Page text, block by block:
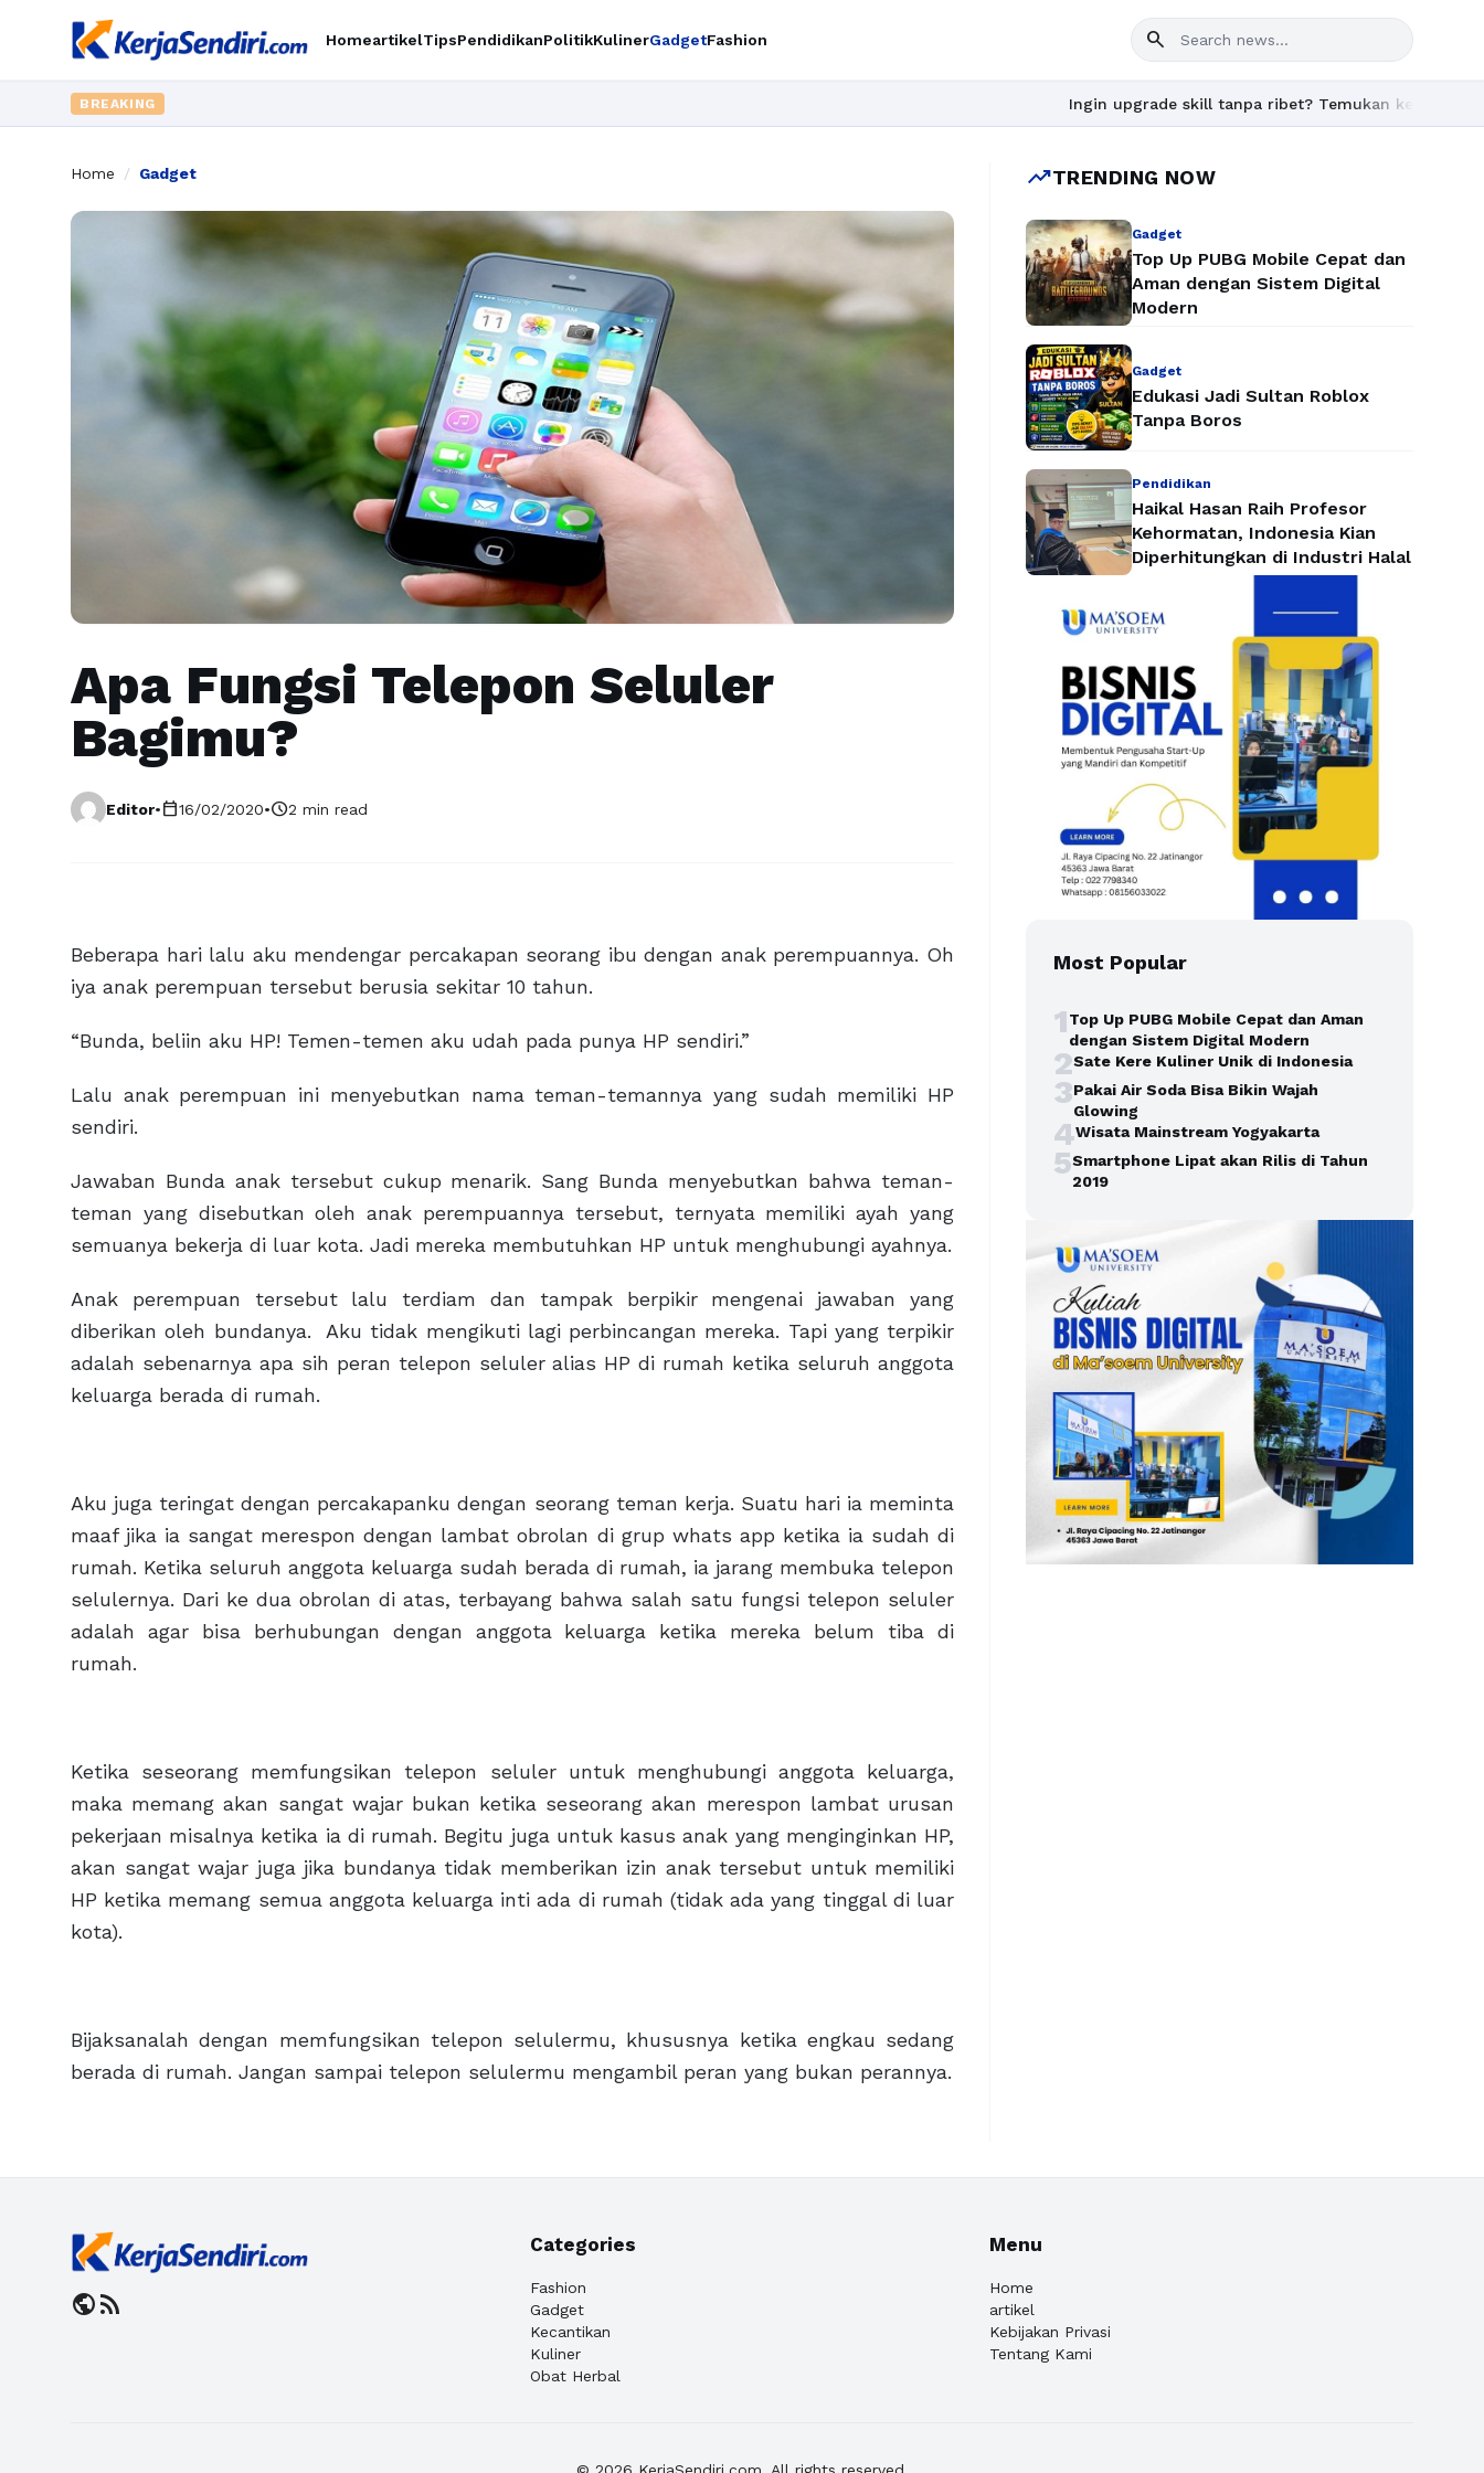
HomeartikelTipsPendidikanPolitikKulinerGadgetFashion search
BREAKING Ingin upgrade skill tanpa ribet? Temukan kelas seru dan
Home / Gadget
Apa Fungsi Telepon Seluler
Bagimu?
Editor•calendar_today16/02/2020•schedule2 min read
Beberapa hari lalu aku mendengar percakapan seorang ibu dengan anak perempuannya. Oh
iya anak perempuan tersebut berusia sekitar 10 tahun.
“Bunda, beliin aku HP! Temen-temen aku udah pada punya HP sendiri.”
Lalu anak perempuan ini menyebutkan nama teman-temannya yang sudah memiliki HP
sendiri.
Jawaban Bunda anak tersebut cukup menarik. Sang Bunda menyebutkan bahwa teman-
teman yang disebutkan oleh anak perempuannya tersebut, ternyata memiliki ayah yang
semuanya bekerja di luar kota. Jadi mereka membutuhkan HP untuk menghubungi ayahnya.
Anak perempuan tersebut lalu terdiam dan tampak berpikir mengenai jawaban yang
diberikan oleh bundanya. Aku tidak mengikuti lagi perbincangan mereka. Tapi yang terpikir
adalah sebenarnya apa sih peran telepon seluler alias HP di rumah ketika seluruh anggota
keluarga berada di rumah.
Aku juga teringat dengan percakapanku dengan seorang teman kerja. Suatu hari ia meminta
maaf jika ia sangat merespon dengan lambat obrolan di grup whats app ketika ia sudah di
rumah. Ketika seluruh anggota keluarga sudah berada di rumah, ia jarang membuka telepon
selulernya. Dari ke dua obrolan di atas, terbayang bahwa salah satu fungsi telepon seluler
adalah agar bisa berhubungan dengan anggota keluarga ketika mereka belum tiba di
rumah.
Ketika seseorang memfungsikan telepon seluler untuk menghubungi anggota keluarga,
maka memang akan sangat wajar bukan ketika seseorang akan merespon lambat urusan
pekerjaan misalnya ketika ia di rumah. Begitu juga untuk kasus anak yang menginginkan HP,
akan sangat wajar juga jika bundanya tidak memberikan izin anak tersebut untuk memiliki
HP ketika memang semua anggota keluarga inti ada di rumah (tidak ada yang tinggal di luar
kota).
Bijaksanalah dengan memfungsikan telepon selulermu, khususnya ketika engkau sedang
berada di rumah. Jangan sampai telepon selulermu mengambil peran yang bukan perannya.
trending_upTRENDING NOW
Gadget
Top Up PUBG Mobile Cepat dan
Aman dengan Sistem Digital
Modern
Gadget
Edukasi Jadi Sultan Roblox
Tanpa Boros
Pendidikan
Haikal Hasan Raih Profesor
Kehormatan, Indonesia Kian
Diperhitungkan di Industri Halal
Most Popular
1Top Up PUBG Mobile Cepat dan Aman
dengan Sistem Digital Modern
2Sate Kere Kuliner Unik di Indonesia
3Pakai Air Soda Bisa Bikin Wajah
Glowing
4Wisata Mainstream Yogyakarta
5Smartphone Lipat akan Rilis di Tahun
2019
publicrss_feed
Categories
Fashion
Gadget
Kecantikan
Kuliner
Obat Herbal
Menu
Home
artikel
Kebijakan Privasi
Tentang Kami